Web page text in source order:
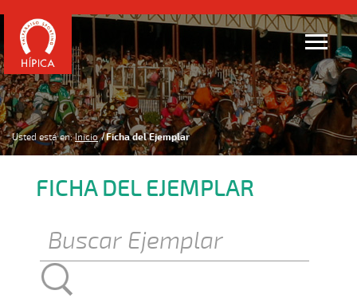
Usted está en: Inicio Ficha del Ejemplar
FICHA DEL EJEMPLAR